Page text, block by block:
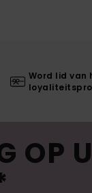
Word lid van
OP